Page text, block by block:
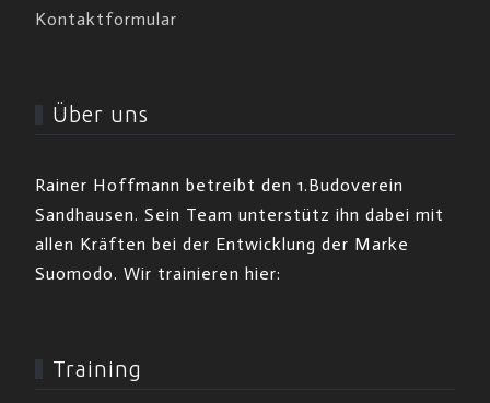
Kontaktformular
Über uns
Rainer Hoffmann betreibt den 1.Budoverein
Sandhausen. Sein Team unterstütz ihn dabei mit
allen Kräften bei der Entwicklung der Marke
Suomodo. Wir trainieren hier:
Training